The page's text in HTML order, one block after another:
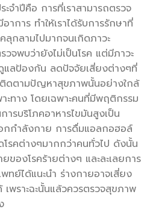
จำปีคือ การที่เราสามารถตรวจ
การ ทำให้เราได้รับการรักษาที่
ลุกลามไปมากจนเกิดภาวะ
จพบว่ายังไม่เป็นโรค แต่มีภาวะ
ดูแลป้องกัน ลดปัจจัยเสี่ยงต่างๆที่
งติดตามปัญหาสุขภาพนั้นอย่างใกล้
ทาง โดยเฉพาะคนที่มีพฤติกรรม
ารบริโภคอาหารไขมันสูงเป็น
กกำลังกาย การดื่มแอลกอฮอล์
รคต่างๆมากกว่าคนทั่วไป ดังนั้น
ของโรคร้ายต่างๆ และละเลยการ
ทย์ได้แนะนำ ร่างกายอาจเสี่ยง
พราะฉะนั้นแล้วควรตรวจสุขภาพ